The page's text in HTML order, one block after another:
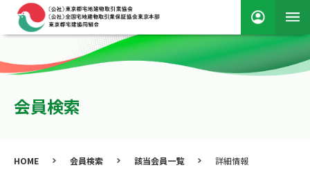
会員検索
HOME 会員検索 該当会員一覧 詳細情報